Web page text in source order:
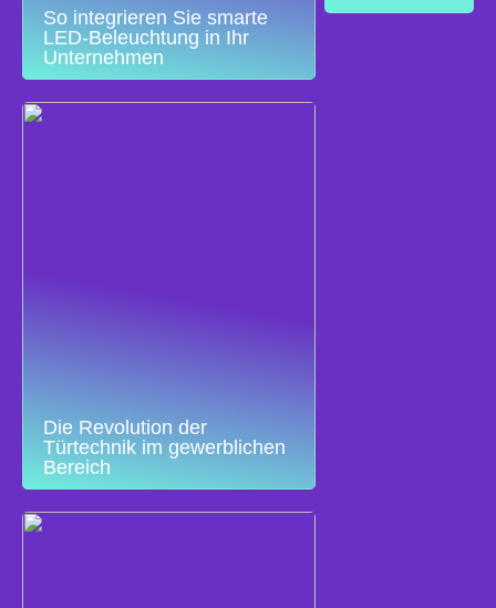
So integrieren Sie smarte
LED-Beleuchtung in Ihr
Unternehmen
Die Revolution der
Türtechnik im gewerblichen
Bereich